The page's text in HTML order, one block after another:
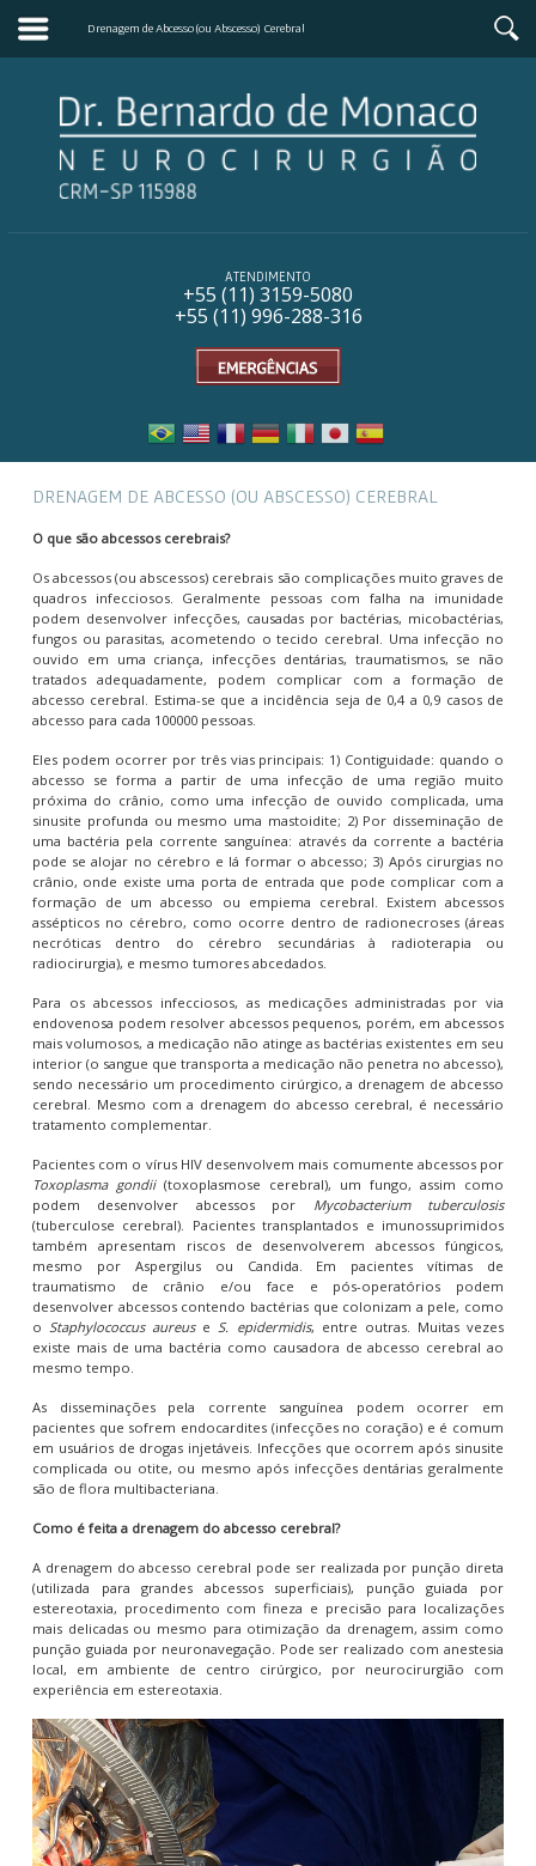
Drenagem de Abcesso (ou Abscesso) Cerebral
ATENDIMENTO
+55 (11) 3159-5080
+55 (11) 996-288-316
DRENAGEM DE ABCESSO (OU ABSCESSO) CEREBRAL
O que são abcessos cerebrais?
Os abcessos (ou abscessos) cerebrais são complicações muito graves de
quadros infecciosos. Geralmente pessoas com falha na imunidade
podem desenvolver infecções, causadas por bactérias, micobactérias,
fungos ou parasitas, acometendo o tecido cerebral. Uma infecção no
ouvido em uma criança, infecções dentárias, traumatismos, se não
tratados adequadamente, podem complicar com a formação de
abcesso cerebral. Estima-se que a incidência seja de 0,4 a 0,9 casos de
abcesso para cada 100000 pessoas.
Eles podem ocorrer por três vias principais: 1) Contiguidade: quando o
abcesso se forma a partir de uma infecção de uma região muito
próxima do crânio, como uma infecção de ouvido complicada, uma
sinusite profunda ou mesmo uma mastoidite; 2) Por disseminação de
uma bactéria pela corrente sanguínea: através da corrente a bactéria
pode se alojar no cérebro e lá formar o abcesso; 3) Após cirurgias no
crânio, onde existe uma porta de entrada que pode complicar com a
formação de um abcesso ou empiema cerebral. Existem abcessos
assépticos no cérebro, como ocorre dentro de radionecroses (áreas
necróticas dentro do cérebro secundárias à radioterapia ou
radiocirurgia), e mesmo tumores abcedados.
Para os abcessos infecciosos, as medicações administradas por via
endovenosa podem resolver abcessos pequenos, porém, em abcessos
mais volumosos, a medicação não atinge as bactérias existentes em seu
interior (o sangue que transporta a medicação não penetra no abcesso),
sendo necessário um procedimento cirúrgico, a drenagem de abcesso
cerebral. Mesmo com a drenagem do abcesso cerebral, é necessário
tratamento complementar.
Pacientes com o vírus HIV desenvolvem mais comumente abcessos por
Toxoplasma gondii(toxoplasmose cerebral), um fungo, assim como
podem desenvolver abcessos por Mycobacterium tuberculosis
(tuberculose cerebral). Pacientes transplantados e imunossuprimidos
também apresentam riscos de desenvolverem abcessos fúngicos,
mesmo por Aspergilus ou Candida. Em pacientes vítimas de
traumatismo de crânio e/ou face e pós-operatórios podem
desenvolver abcessos contendo bactérias que colonizam a pele, como
o Staphylococcus aureuse S. epidermidis, entre outras. Muitas vezes
existe mais de uma bactéria como causadora de abcesso cerebral ao
mesmo tempo.
As disseminações pela corrente sanguínea podem ocorrer em
pacientes que sofrem endocardites (infecções no coração) e é comum
em usuários de drogas injetáveis. Infecções que ocorrem após sinusite
complicada ou otite, ou mesmo após infecções dentárias geralmente
são de flora multibacteriana.
Como é feita a drenagem do abcesso cerebral?
A drenagem do abcesso cerebral pode ser realizada por punção direta
(utilizada para grandes abcessos superficiais), punção guiada por
estereotaxia, procedimento com fineza e precisão para localizações
mais delicadas ou mesmo para otimização da drenagem, assim como
punção guiada por neuronavegação. Pode ser realizado com anestesia
local, em ambiente de centro cirúrgico, por neurocirurgião com
experiência em estereotaxia.